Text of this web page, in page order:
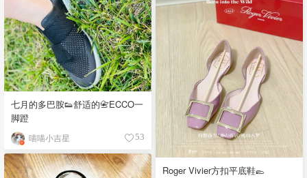
七月的多巴胺👟舒适的📇ECCO一
脚蹬
喵喵小吉星 53
Roger Vivier方扣平底鞋🥿